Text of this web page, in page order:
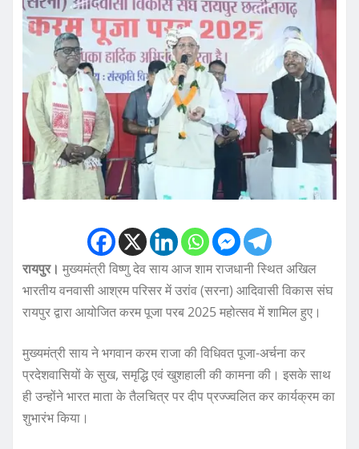
रायपुर। मुख्यमंत्री विष्णु देव साय आज शाम राजधानी स्थित अखिल
भारतीय वनवासी आश्रम परिसर में उरांव (सरना) आदिवासी विकास संघ
रायपुर द्वारा आयोजित करम पूजा परब 2025 महोत्सव में शामिल हुए।
मुख्यमंत्री साय ने भगवान करम राजा की विधिवत पूजा-अर्चना कर
प्रदेशवासियों के सुख, समृद्धि एवं खुशहाली की कामना की। इसके साथ
ही उन्होंने भारत माता के तैलचित्र पर दीप प्रज्ज्वलित कर कार्यक्रम का
शुभारंभ किया।